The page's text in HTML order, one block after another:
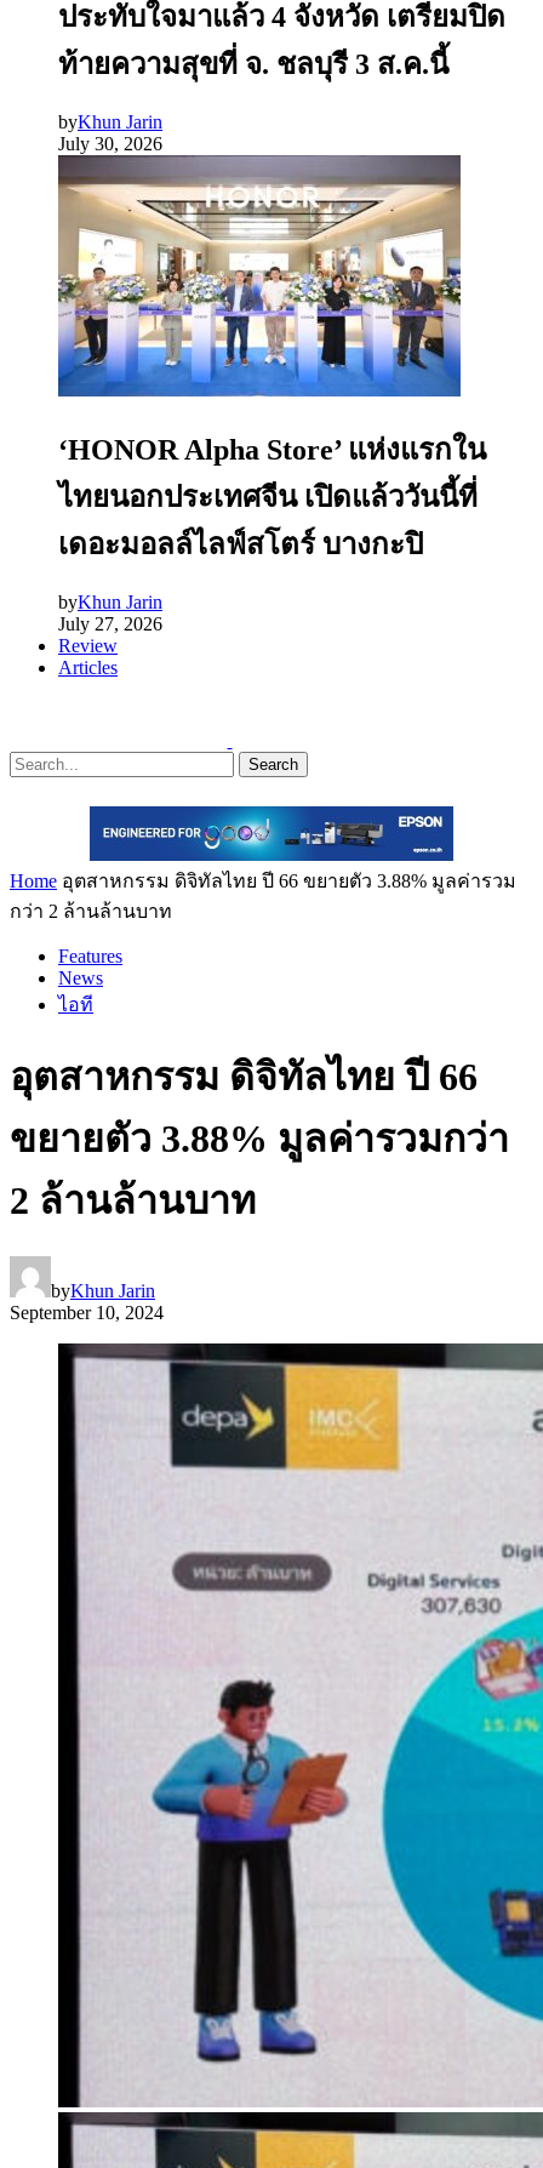
ประทับใจมาแล้ว 4 จังหวัด เตรียมปิด
ท้ายความสุขที่ จ. ชลบุรี 3 ส.ค.นี้
byKhun Jarin
July 30, 2026
‘HONOR Alpha Store’ แห่งแรกใน
ไทยนอกประเทศจีน เปิดแล้ววันนี้ที่
เดอะมอลล์ไลฟ์สโตร์ บางกะปิ
byKhun Jarin
July 27, 2026
Review
Articles
Search
Home อุตสาหกรรม ดิจิทัลไทย ปี 66 ขยายตัว 3.88% มูลค่ารวม
กว่า 2 ล้านล้านบาท
Features
News
ไอที
อุตสาหกรรม ดิจิทัลไทย ปี 66
ขยายตัว 3.88% มูลค่ารวมกว่า
2 ล้านล้านบาท
byKhun Jarin
September 10, 2024